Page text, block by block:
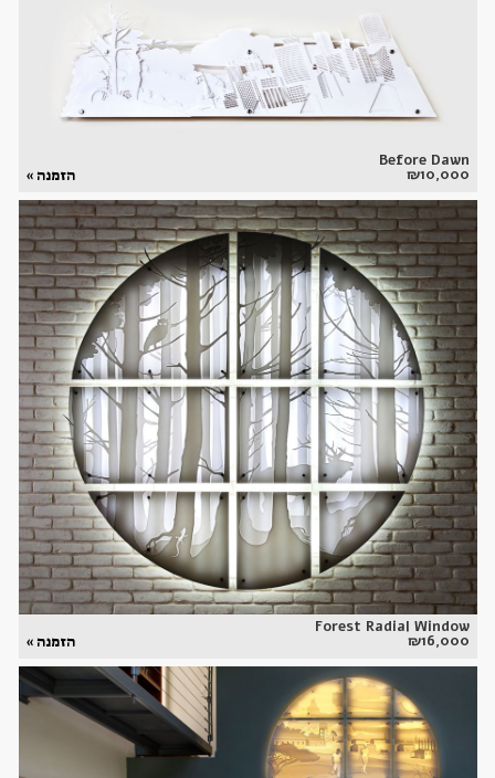
Before Dawn
₪10,000 הזמנה »
Forest Radial Window
₪16,000 הזמנה »